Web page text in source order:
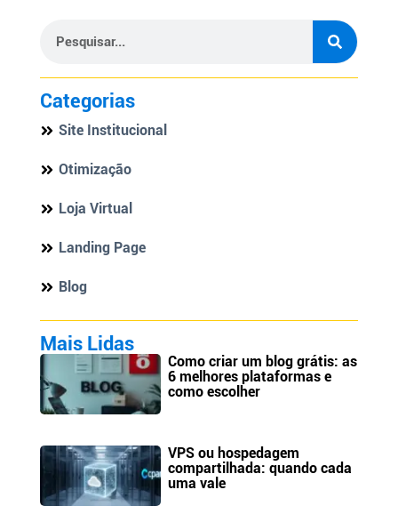
Categorias
Site Institucional
Otimização
Loja Virtual
Landing Page
Blog
Mais Lidas
Como criar um blog grátis: as
6 melhores plataformas e
como escolher
VPS ou hospedagem
compartilhada: quando cada
uma vale